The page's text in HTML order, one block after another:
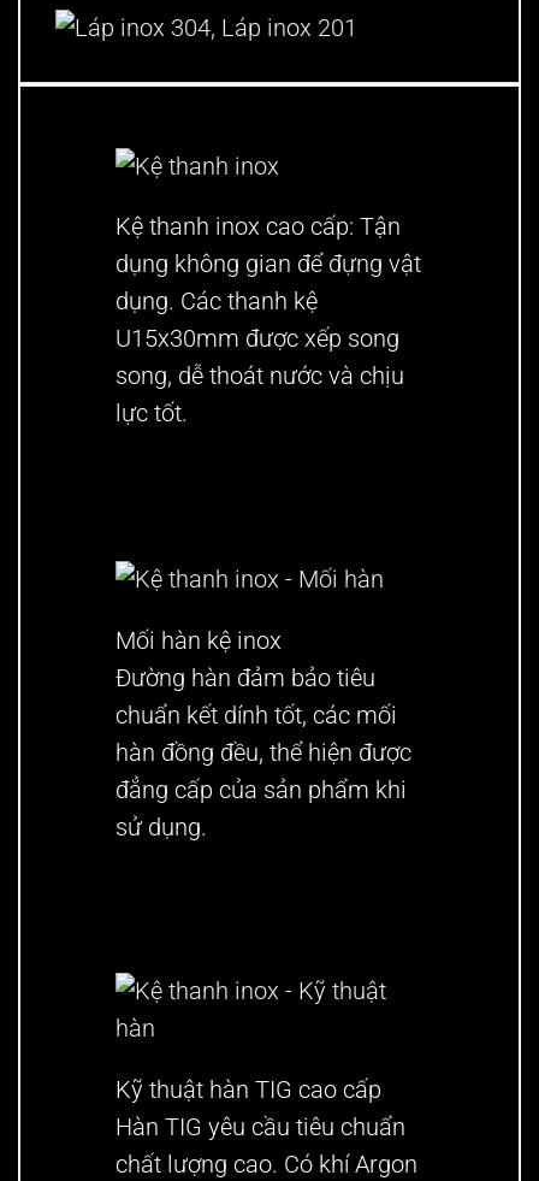
Kệ thanh inox cao cấp: Tận
dụng không gian để đựng vật
dụng. Các thanh kệ
U15x30mm được xếp song
song, dễ thoát nước và chịu
lực tốt.
Mối hàn kệ inox
Đường hàn đảm bảo tiêu
chuẩn kết dính tốt, các mối
hàn đồng đều, thể hiện được
đẳng cấp của sản phẩm khi
sử dụng.
Kỹ thuật hàn TIG cao cấp
Hàn TIG yêu cầu tiêu chuẩn
chất lượng cao. Có khí Argon